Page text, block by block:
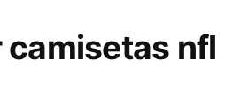
nfl